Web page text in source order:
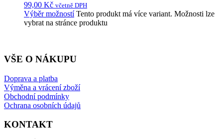
99,00 Kč včetně DPH
Výběr možností Tento produkt má více variant. Možnosti lze
vybrat na stránce produktu
VŠE O NÁKUPU
Doprava a platba
Výměna a vrácení zboží
Obchodní podmínky
Ochrana osobních údajů
KONTAKT